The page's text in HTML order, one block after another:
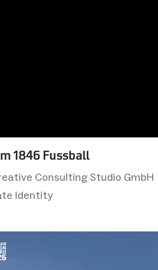
1846 Fussball
Consulting Studio GmbH
Identity